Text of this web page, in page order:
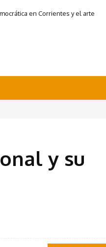
en Corrientes y el arte
y su